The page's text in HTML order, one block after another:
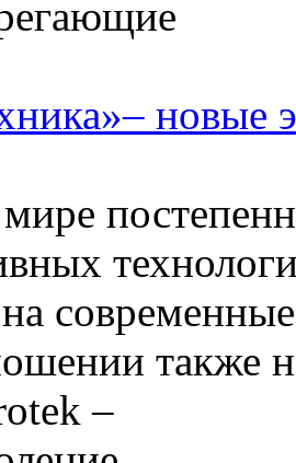
новые
также